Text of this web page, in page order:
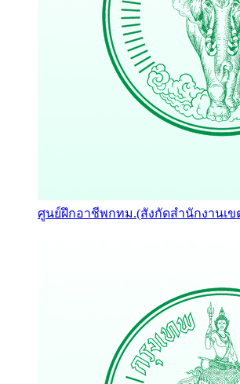
ศูนย์ฝึกอาชีพกทม.(สังกัดสำนักงานเข